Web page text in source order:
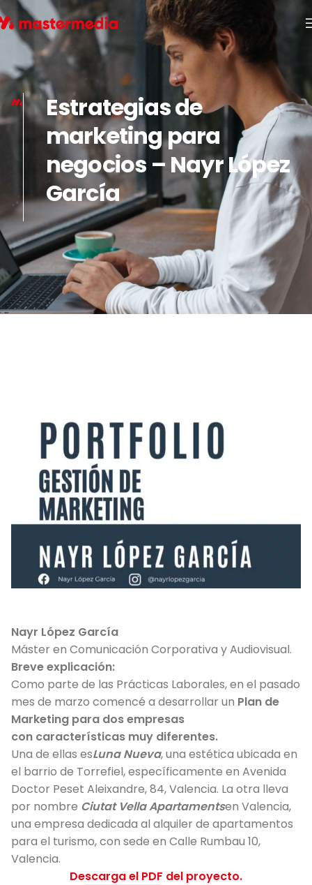
Estrategias de
marketing para
negocios – Nayr López
García
Nayr López García
Máster en Comunicación Corporativa y Audiovisual.
Breve explicación:
Como parte de las Prácticas Laborales, en el pasado
mes de marzo comencé a desarrollar un Plan de
Marketing para dos empresas
con características muy diferentes.
Una de ellas esLuna Nueva, una estética ubicada en
el barrio de Torrefiel, específicamente en Avenida
Doctor Peset Aleixandre, 84, Valencia. La otra lleva
por nombre Ciutat Vella Apartamentsen Valencia,
una empresa dedicada al alquiler de apartamentos
para el turismo, con sede en Calle Rumbau 10,
Valencia.
Descarga el PDF del proyecto.